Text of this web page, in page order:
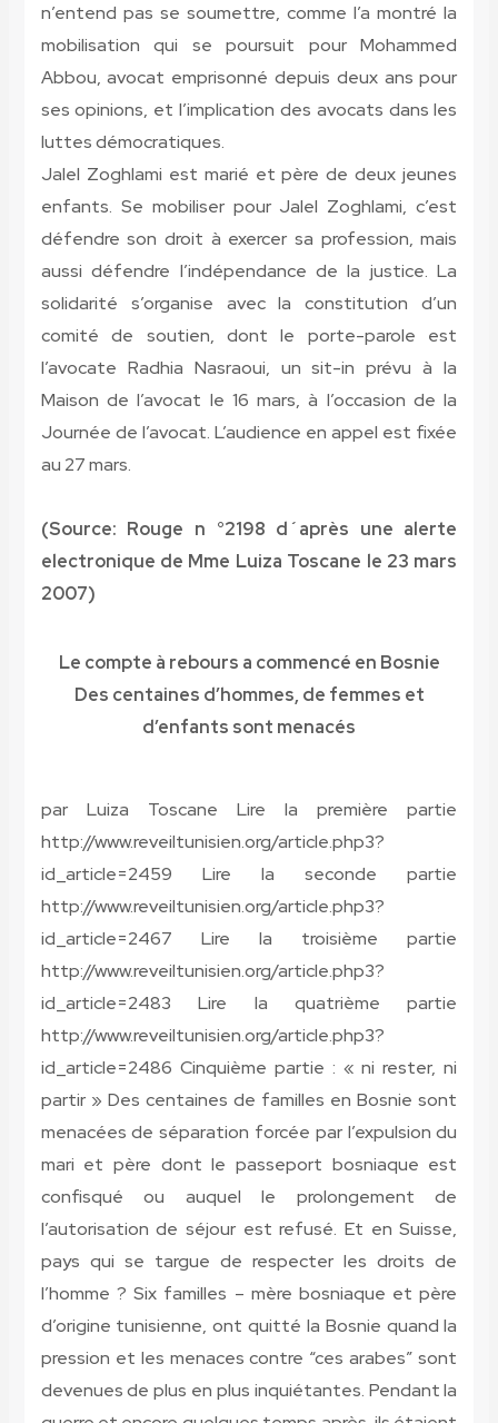
n’entend pas se soumettre, comme l’a montré la
mobilisation qui se poursuit pour Mohammed
Abbou, avocat emprisonné depuis deux ans pour
ses opinions, et l’implication des avocats dans les
luttes démocratiques.
Jalel Zoghlami est marié et père de deux jeunes
enfants. Se mobiliser pour Jalel Zoghlami, c’est
défendre son droit à exercer sa profession, mais
aussi défendre l’indépendance de la justice. La
solidarité s’organise avec la constitution d’un
comité de soutien, dont le porte-parole est
l’avocate Radhia Nasraoui, un sit-in prévu à la
Maison de l’avocat le 16 mars, à l’occasion de la
Journée de l’avocat. L’audience en appel est fixée
au 27 mars.
(Source: Rouge n °2198 d´après une alerte
electronique de Mme Luiza Toscane le 23 mars
2007)
Le compte à rebours a commencé en Bosnie
Des centaines d’hommes, de femmes et
d’enfants sont menacés
par Luiza Toscane Lire la première partie
http://www.reveiltunisien.org/article.php3?
id_article=2459 Lire la seconde partie
http://www.reveiltunisien.org/article.php3?
id_article=2467 Lire la troisième partie
http://www.reveiltunisien.org/article.php3?
id_article=2483 Lire la quatrième partie
http://www.reveiltunisien.org/article.php3?
id_article=2486 Cinquième partie : « ni rester, ni
partir » Des centaines de familles en Bosnie sont
menacées de séparation forcée par l’expulsion du
mari et père dont le passeport bosniaque est
confisqué ou auquel le prolongement de
l’autorisation de séjour est refusé. Et en Suisse,
pays qui se targue de respecter les droits de
l’homme ? Six familles – mère bosniaque et père
d’origine tunisienne, ont quitté la Bosnie quand la
pression et les menaces contre “ces arabes” sont
devenues de plus en plus inquiétantes. Pendant la